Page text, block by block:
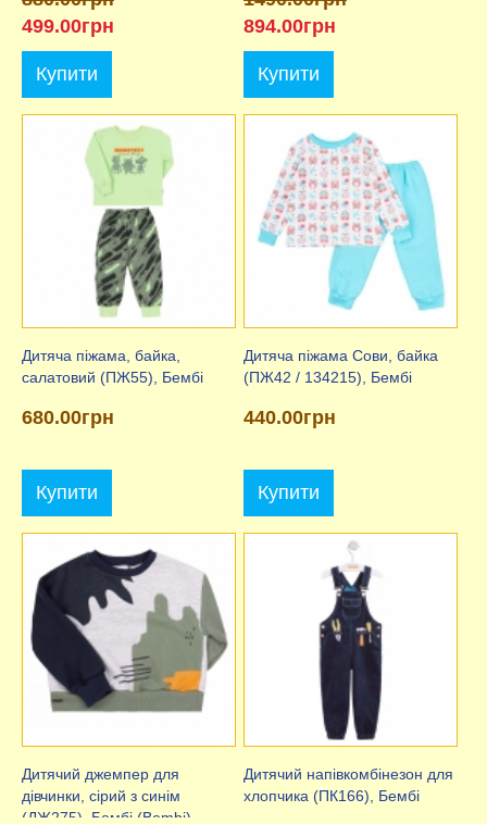
499.00грн
Купити
894.00грн
Купити
Дитяча піжама, байка,
салатовий (ПЖ55), Бембі
680.00грн
Купити
Дитяча піжама Сови, байка
(ПЖ42 / 134215), Бембі
440.00грн
Купити
Дитячий джемпер для
дівчинки, сірий з синім
(ДЖ275), Бембі (Bembi)
Дитячий напівкомбінезон для
хлопчика (ПК166), Бембі